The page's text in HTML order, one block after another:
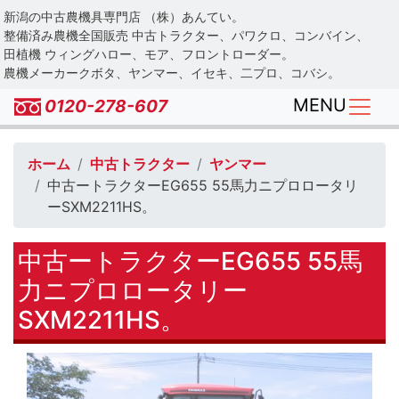
Skip
to
main
content
新潟の中古農機具専門店 （株）あんてい。
整備済み農機全国販売 中古トラクター、パワクロ、コンバイン、
田植機 ウィングハロー、モア、フロントローダー。
農機メーカークボタ、ヤンマー、イセキ、二プロ、コバシ。
0120-278-607 MENU
ホーム 中古トラクター
ヤンマー
中古ートラクターEG655 55馬力ニプロロータリ
ーSXM2211HS。
中古ートラクターEG655 55馬
力ニプロロータリー
SXM2211HS。